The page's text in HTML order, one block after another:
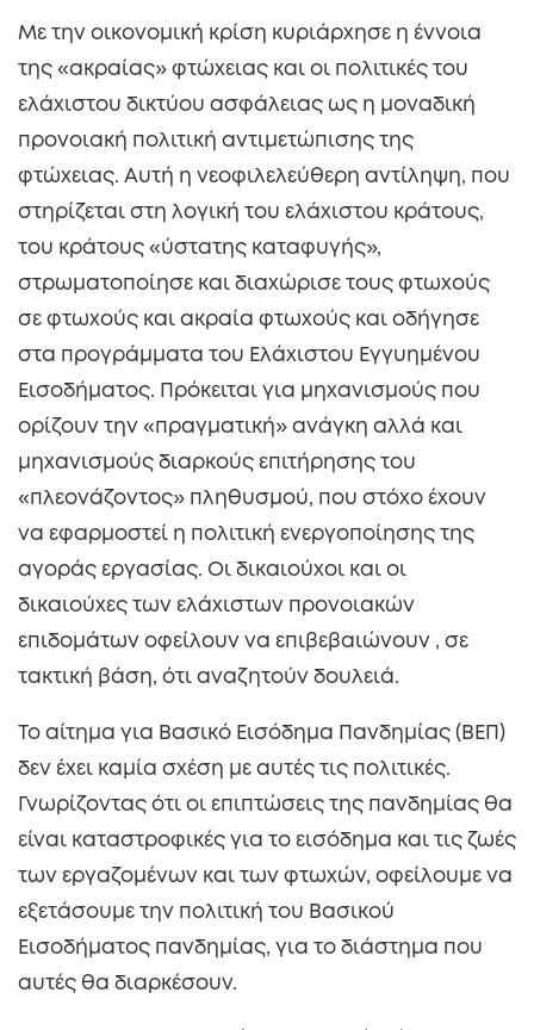
Με την οικονομική κρίση κυριάρχησε η έννοια
της «ακραίας» φτώχειας και οι πολιτικές του
ελάχιστου δικτύου ασφάλειας ως η μοναδική
προνοιακή πολιτική αντιμετώπισης της
φτώχειας. Αυτή η νεοφιλελεύθερη αντίληψη, που
στηρίζεται στη λογική του ελάχιστου κράτους,
του κράτους «ύστατης καταφυγής»,
στρωματοποίησε και διαχώρισε τους φτωχούς
σε φτωχούς και ακραία φτωχούς και οδήγησε
στα προγράμματα του Ελάχιστου Εγγυημένου
Εισοδήματος. Πρόκειται για μηχανισμούς που
ορίζουν την «πραγματική» ανάγκη αλλά και
μηχανισμούς διαρκούς επιτήρησης του
«πλεονάζοντος» πληθυσμού, που στόχο έχουν
να εφαρμοστεί η πολιτική ενεργοποίησης της
αγοράς εργασίας. Οι δικαιούχοι και οι
δικαιούχες των ελάχιστων προνοιακών
επιδομάτων οφείλουν να επιβεβαιώνουν , σε
τακτική βάση, ότι αναζητούν δουλειά.
Το αίτημα για Βασικό Εισόδημα Πανδημίας (ΒΕΠ)
δεν έχει καμία σχέση με αυτές τις πολιτικές.
Γνωρίζοντας ότι οι επιπτώσεις της πανδημίας θα
είναι καταστροφικές για το εισόδημα και τις ζωές
των εργαζομένων και των φτωχών, οφείλουμε να
εξετάσουμε την πολιτική του Βασικού
Εισοδήματος πανδημίας, για το διάστημα που
αυτές θα διαρκέσουν.